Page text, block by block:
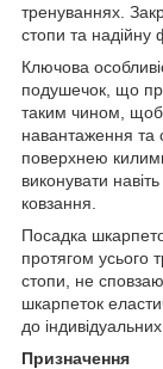
тренуваннях.
стопи та надійну
Ключова
подушечок, що
таким чином, щоб
навантаження
поверхнею
виконувати
ковзання.
Посадка
протягом усього
стопи, не
шкарпеток
до
Призначення